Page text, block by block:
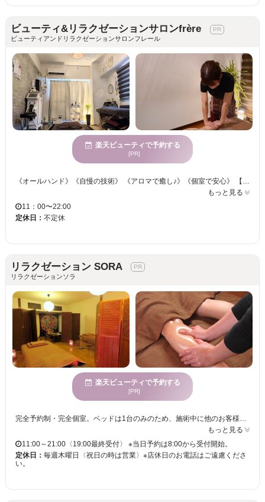
ビューティ&リラクゼーションサロンfrère
ビューティアンドリラクゼーションサロンフレール
楽天ビューティで予約する
[PR]
もっと見る
11：00〜22:00
定休日： 不定休
リラクゼーション SORA
リラクゼーションソラ
楽天ビューティで予約する
[PR]
もっと見る
11:00～21:00〈19:00最終受付〉 ※当日予約は8:00から受付開始。
定休日： 毎週木曜日〈祝日の時は営業〉※店休日のお電話はご遠慮くださ
い。